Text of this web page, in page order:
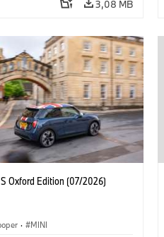
3,08 MB
Oxford Edition (07/2026)
· MINI